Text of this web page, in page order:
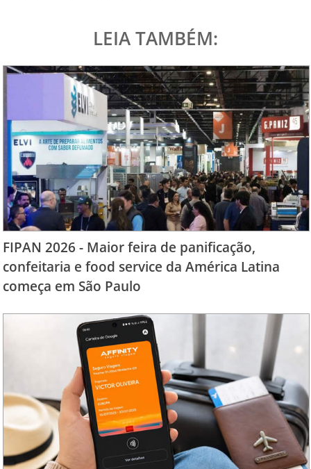
LEIA TAMBÉM:
FIPAN 2026 - Maior feira de panificação,
confeitaria e food service da América Latina
começa em São Paulo